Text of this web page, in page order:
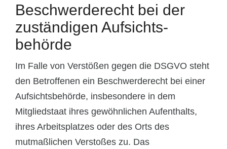
Beschwerde­recht bei der
zuständigen Aufsichts­
behörde
Im Falle von Verstößen gegen die DSGVO steht
den Betroffenen ein Beschwerderecht bei einer
Aufsichtsbehörde, insbesondere in dem
Mitgliedstaat ihres gewöhnlichen Aufenthalts,
ihres Arbeitsplatzes oder des Orts des
mutmaßlichen Verstoßes zu. Das